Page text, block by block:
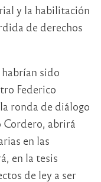
y la habilitación
de derechos
habrían sido
Federico
ronda de diálogo
Cordero, abrirá
en las
en la tesis
de ley a ser